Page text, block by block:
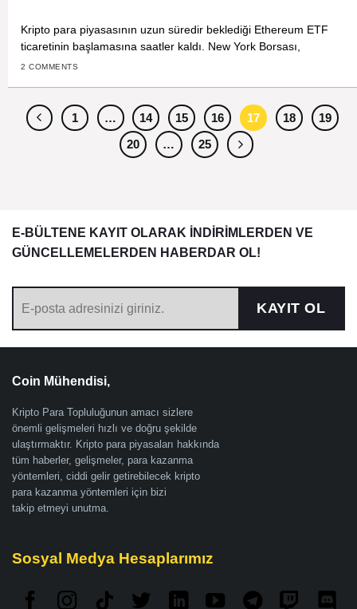
Kripto para piyasasının uzun süredir beklediği Ethereum ETF
ticaretinin başlamasına saatler kaldı. New York Borsası,
2 COMMENTS
1 … 14 15 16 17 18
19
20
… 25
E-BÜLTENE KAYIT OLARAK İNDİRİMLERDEN VE
GÜNCELLEMELERDEN HABERDAR OL!
KAYIT OL
Coin Mühendisi,
Kripto Para Topluluğunun amacı sizlere
önemli gelişmeleri hızlı ve doğru şekilde
ulaştırmaktır. Kripto para piyasaları hakkında
tüm haberler, gelişmeler, para kazanma
yöntemleri, ciddi gelir getirebilecek kripto
para kazanma yöntemleri için bizi
takip etmeyi unutma.
Sosyal Medya Hesaplarımız